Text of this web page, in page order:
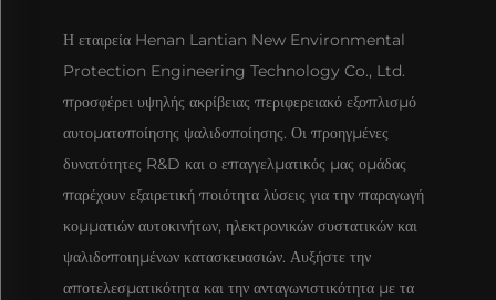
Η εταιρεία Henan Lantian New Environmental
Protection Engineering Technology Co., Ltd.
προσφέρει υψηλής ακρίβειας περιφερειακό εξοπλισμό
αυτοματοποίησης ψαλιδοποίησης. Οι προηγμένες
δυνατότητες R&D και ο επαγγελματικός μας ομάδας
παρέχουν εξαιρετική ποιότητα λύσεις για την παραγωγή
κομματιών αυτοκινήτων, ηλεκτρονικών συστατικών και
ψαλιδοποιημένων κατασκευασιών. Αυξήστε την
αποτελεσματικότητα και την ανταγωνιστικότητα με τα